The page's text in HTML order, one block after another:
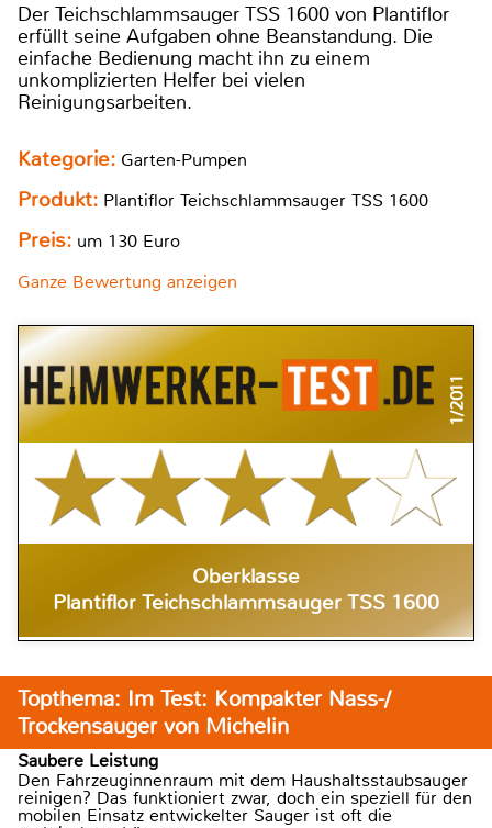
Der Teichschlammsauger TSS 1600 von Plantiflor
erfüllt seine Aufgaben ohne Beanstandung. Die
einfache Bedienung macht ihn zu einem
unkomplizierten Helfer bei vielen
Reinigungsarbeiten.
Kategorie: Garten-Pumpen
Produkt: Plantiflor Teichschlammsauger TSS 1600
Preis: um 130 Euro
Ganze Bewertung anzeigen
1/2011
Oberklasse
Plantiflor Teichschlammsauger TSS 1600
Topthema: Im Test: Kompakter Nass-/
Trockensauger von Michelin
Saubere Leistung
Den Fahrzeuginnenraum mit dem Haushaltsstaubsauger
reinigen? Das funktioniert zwar, doch ein speziell für den
mobilen Einsatz entwickelter Sauger ist oft die